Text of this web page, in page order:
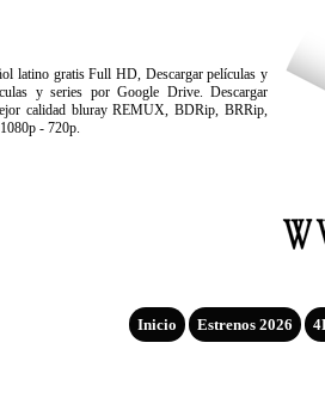
latino gratis Full HD, Descargar películas y
y series por Google Drive. Descargar
calidad bluray REMUX, BDRip, BRRip,
- 720p.
Inicio Estrenos 2026